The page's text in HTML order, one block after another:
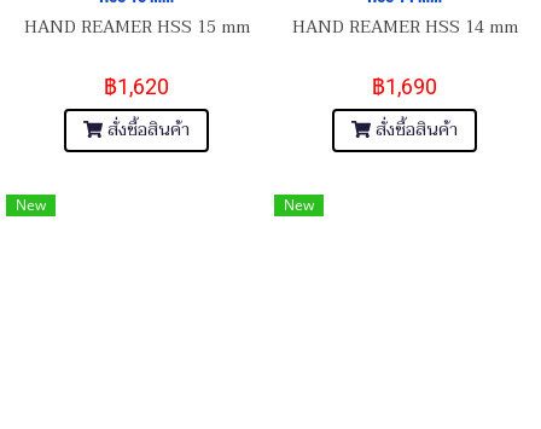
HAND REAMER HSS 15 mm
฿1,620
สั่งซื้อสินค้า
HAND REAMER HSS 14 mm
฿1,690
สั่งซื้อสินค้า
New New